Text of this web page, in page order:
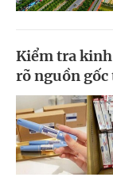
Kiểm tra
rõ nguồn